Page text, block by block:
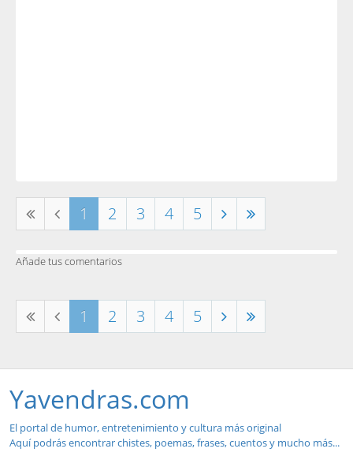
1 2 3 4 5
Añade tus comentarios
1 2 3 4 5
Yavendras.com
El portal de humor, entretenimiento y cultura más original
Aquí podrás encontrar chistes, poemas, frases, cuentos y mucho más...